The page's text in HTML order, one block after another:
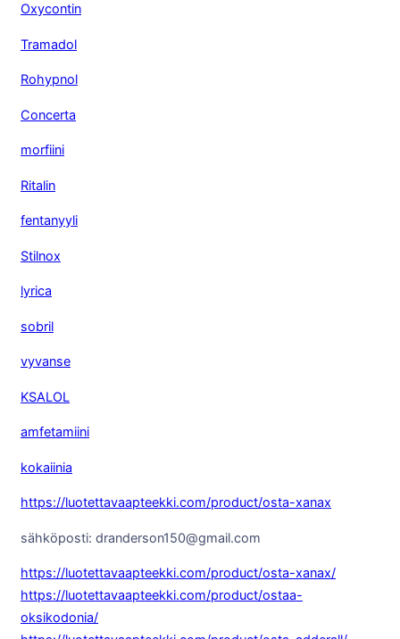
Oxycontin
Tramadol
Rohypnol
Concerta
morfiini
Ritalin
fentanyyli
Stilnox
lyrica
sobril
vyvanse
KSALOL
amfetamiini
kokaiinia
https://luotettavaapteekki.com/product/osta-xanax
sähköposti: dranderson150@gmail.com
https://luotettavaapteekki.com/product/osta-xanax/
https://luotettavaapteekki.com/product/ostaa-
oksikodonia/